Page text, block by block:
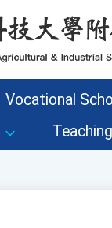
Vocational
Teaching